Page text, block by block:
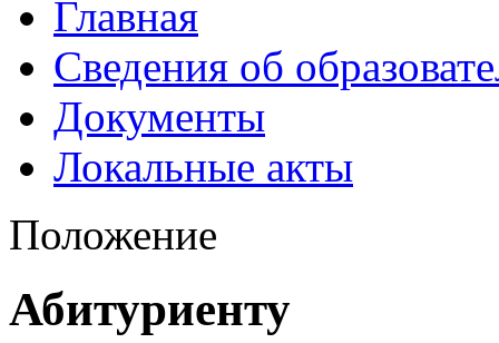
Главная
Сведения об
Документы
Локальные акты
Положение
Абитуриенту